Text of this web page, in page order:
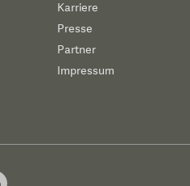
Karriere
Presse
Partner
Impressum